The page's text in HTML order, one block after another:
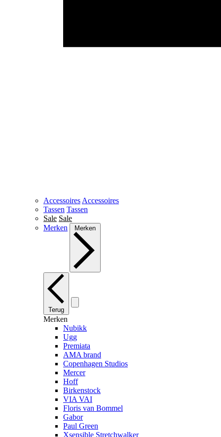
Accessoires Accessoires
Tassen Tassen
Sale Sale
Merken
Merken
Terug
Merken
Nubikk
Ugg
Premiata
AMA brand
Copenhagen Studios
Mercer
Hoff
Birkenstock
VIA VAI
Floris van Bommel
Gabor
Paul Green
Xsensible Stretchwalker